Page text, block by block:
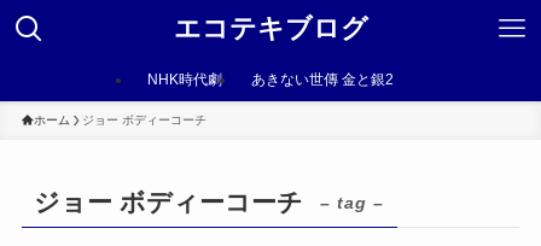
エコテキブログ
NHK時代劇 あきない世傳 金と銀2
ホーム ジョー ボディーコーチ
ジョー ボディーコーチ – tag –